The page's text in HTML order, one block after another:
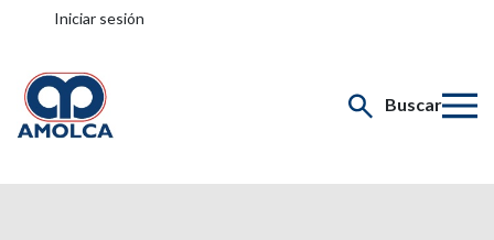
Iniciar sesión
Buscar